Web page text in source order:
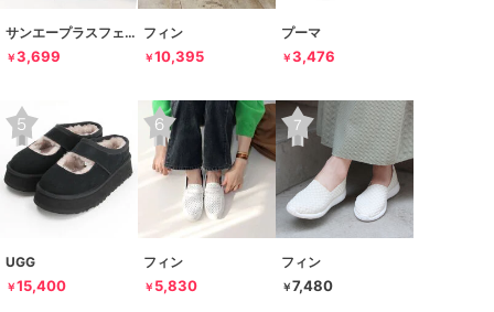
サンエープラスフェミニン
￥3,699
フィン
￥10,395
プーマ
￥3,476
UGG
￥15,400
フィン
￥ 5,830
フィン
￥7,480